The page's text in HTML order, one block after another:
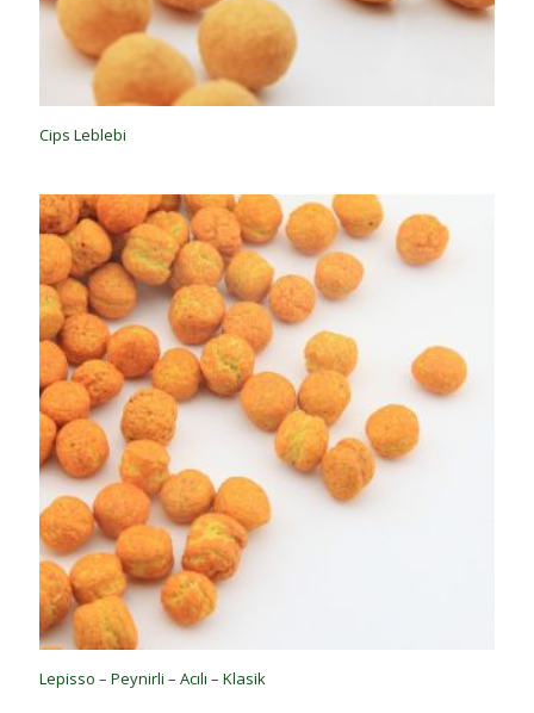
Cips Leblebi
Lepisso – Peynirli – Acılı – Klasik